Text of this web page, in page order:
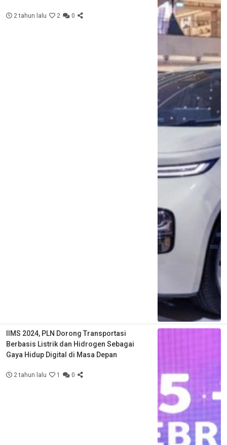
2 tahun lalu 2 0
IIMS 2024, PLN Dorong Transportasi
Berbasis Listrik dan Hidrogen Sebagai
Gaya Hidup Digital di Masa Depan
2 tahun lalu 1 0